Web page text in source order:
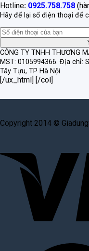
Hotline: 0925.758.758
Hãy để lại số điện thoại để
CÔNG TY TNHH THƯƠNG
MST: 0105994366. Địa chỉ:
Tây Tựu, TP Hà Nội
[/ux_html] [/col]
Copyright 2014 ©